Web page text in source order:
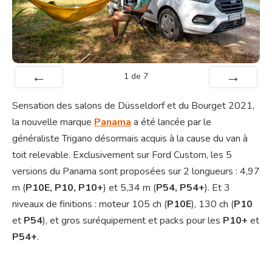
1 de 7
Sensation des salons de Düsseldorf et du Bourget 2021,
la nouvelle marque Panama a été lancée par le
généraliste Trigano désormais acquis à la cause du van à
toit relevable. Exclusivement sur Ford Custom, les 5
versions du Panama sont proposées sur 2 longueurs : 4,97
m (P10E, P10, P10+) et 5,34 m (P54, P54+). Et 3
niveaux de finitions : moteur 105 ch (P10E), 130 ch (P10
et P54), et gros suréquipement et packs pour les P10+ et
P54+.